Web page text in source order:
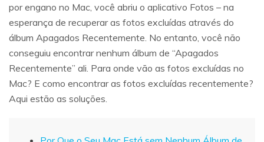
por engano no Mac, você abriu o aplicativo Fotos – na
esperança de recuperar as fotos excluídas através do
álbum Apagados Recentemente. No entanto, você não
conseguiu encontrar nenhum álbum de “Apagados
Recentemente” ali. Para onde vão as fotos excluídas no
Mac? E como encontrar as fotos excluídas recentemente?
Aqui estão as soluções.